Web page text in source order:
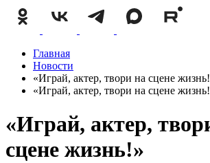
Главная
Новости
«Играй, актер, твори на сцене
«Играй, актер, твори на сцене
«Играй, актер,
сцене жизнь!»